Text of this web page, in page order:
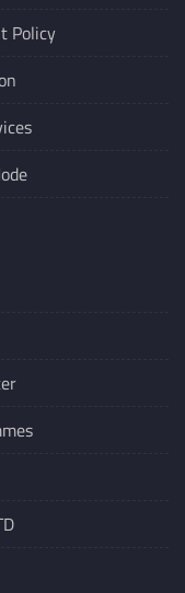
Policy